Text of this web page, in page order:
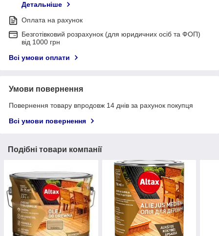
Детальніше
Оплата на рахунок
Безготівковий розрахунок (для юридичних осіб та ФОП)
від 1000 грн
Всі умови оплати
Умови повернення
Повернення товару впродовж 14 днів за рахунок покупця
Всі умови повернення
Подібні товари компанії